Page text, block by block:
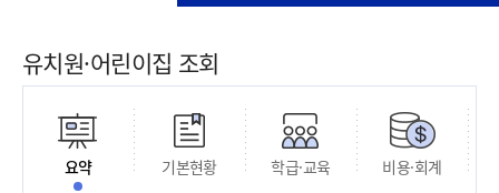
유치원·어린이집 조회
요약 기본현황 학급·교육 비용·회계